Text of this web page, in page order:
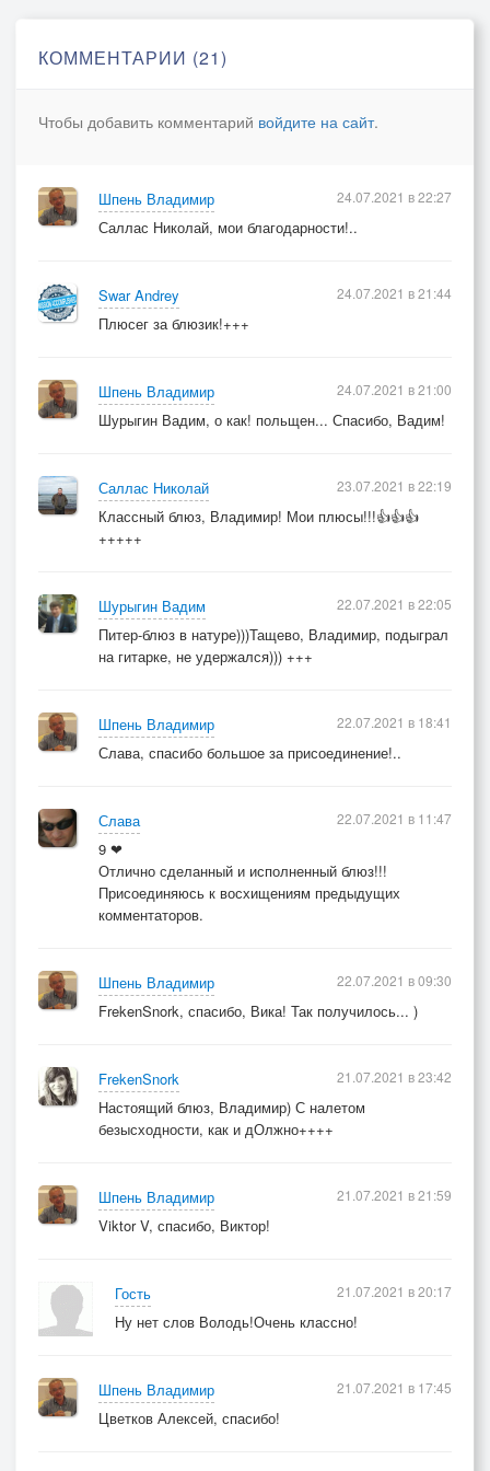
и есть достаток в нем.
Я сплю давно без ярких снов.
мне хорошо с тобой,
Тебя, мой свет!
Тебя!
когда тебя рядом нет!
мне не найти себя нигде.
И я брожу — не я,
ищу в огромном городе
Себя потерял я вдруг,
когда
рядом нет тебя!
1996...2005
КОММЕНТАРИИ (21)
Чтобы добавить комментарий войдите на сайт.
Шпень Владимир
Саллас Николай, мои благодарности!..
24.07.2021 в 22:27
Swar Andrey
Плюсег за блюзик!+++
24.07.2021 в 21:44
Шпень Владимир
Шурыгин Вадим, о как! польщен... Спасибо, Вадим!
24.07.2021 в 21:00
Саллас Николай
Классный блюз, Владимир! Мои плюсы!!!👍👍👍
+++++
23.07.2021 в 22:19
Шурыгин Вадим
Питер-блюз в натуре)))Тащево, Владимир, подыграл
на гитарке, не удержался))) +++
22.07.2021 в 22:05
Шпень Владимир
Слава, спасибо большое за присоединение!..
22.07.2021 в 18:41
Слава
9 ❤
Отлично сделанный и исполненный блюз!!!
Присоединяюсь к восхищениям предыдущих
комментаторов.
22.07.2021 в 11:47
Шпень Владимир
FrekenSnork, спасибо, Вика! Так получилось... )
22.07.2021 в 09:30
FrekenSnork
Настоящий блюз, Владимир) С налетом
безысходности, как и дОлжно++++
21.07.2021 в 23:42
Шпень Владимир
Viktor V, спасибо, Виктор!
21.07.2021 в 21:59
Гость
Ну нет слов Володь!Очень классно!
21.07.2021 в 20:17
Шпень Владимир
Цветков Алексей, спасибо!
21.07.2021 в 17:45